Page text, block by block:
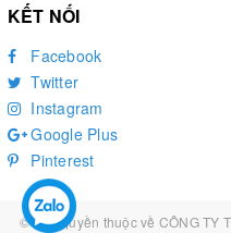
atiso hồng và đỏ ra khỏi
gelatin vào, khuấy đều
KẾT NỐI
Facebook
Twitter
Instagram
Google Plus
Pinterest
© Bản quyền thuộc về CÔNG TY